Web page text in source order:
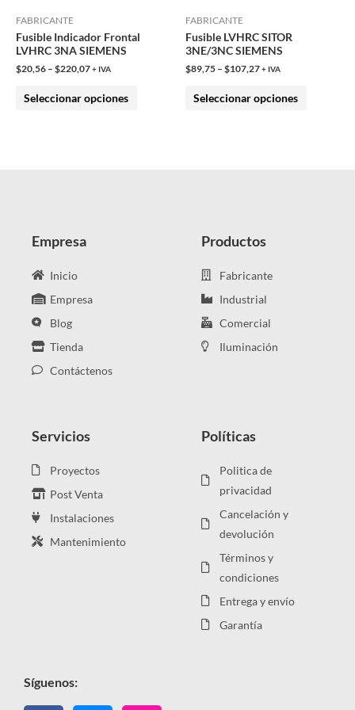
FABRICANTE
Fusible Indicador Frontal
LVHRC 3NA SIEMENS
$20,56 – $220,07+ IVA
Seleccionar opciones
elegir
FABRICANTE
Fusible LVHRC SITOR
3NE/3NC SIEMENS
$89,75 – $107,27+ IVA
Seleccionar opciones
Empresa
Inicio
Empresa
Blog
Tienda
Contáctenos
Productos
Fabricante
Industrial
Comercial
Iluminación
Servicios
Proyectos
Post Venta
Instalaciones
Mantenimiento
Políticas
Politica de
privacidad
Cancelación y
devolución
Términos y
condiciones
Entrega y envío
Garantía
Síguenos: